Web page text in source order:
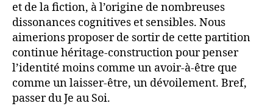
et de la fiction, à l’origine de nombreuses
dissonances cognitives et sensibles. Nous
aimerions proposer de sortir de cette partition
continue héritage-construction pour penser
l’identité moins comme un avoir-à-être que
comme un laisser-être, un dévoilement. Bref,
passer du Je au Soi.